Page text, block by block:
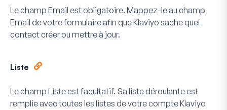
Le champ Email est obligatoire. Mappez-le au champ
Email de votre formulaire afin que Klaviyo sache quel
contact créer ou mettre à jour.
Liste
Le champ Liste est facultatif. Sa liste déroulante est
remplie avec toutes les listes de votre compte Klaviyo